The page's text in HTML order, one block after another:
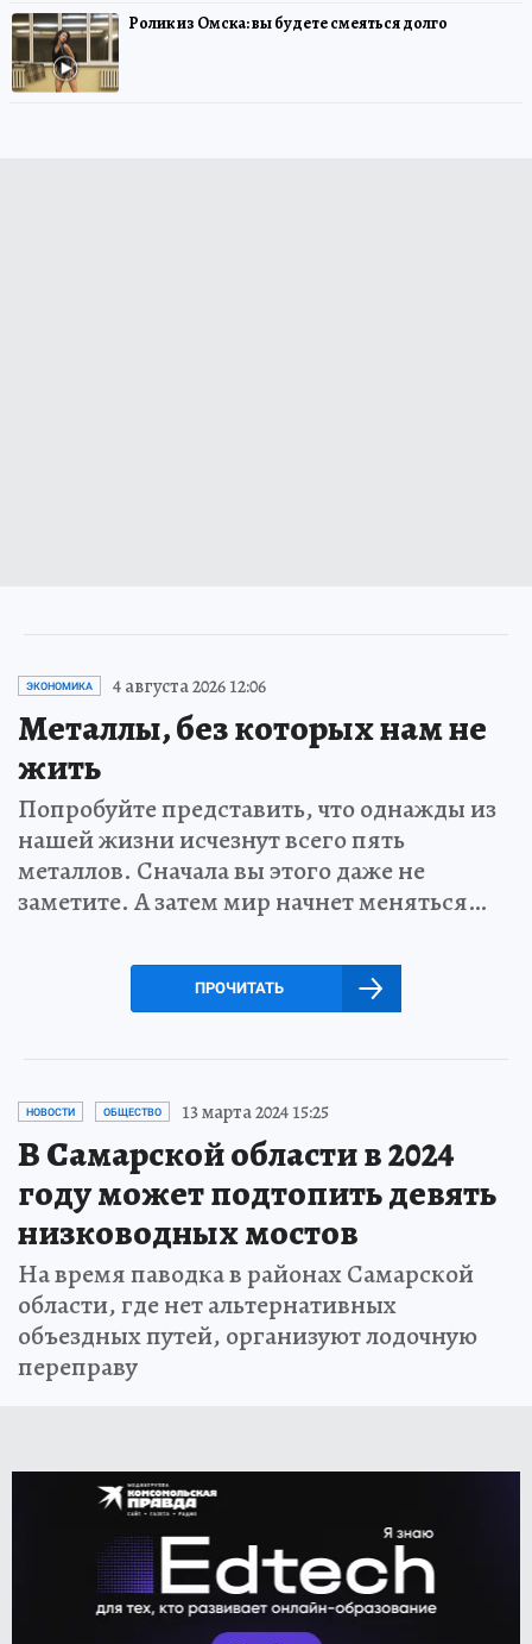
Ролик из Омска: вы будете смеяться долго
ЭКОНОМИКА 4 августа 2026 12:06
Металлы, без которых нам не
жить
Попробуйте представить, что однажды из
нашей жизни исчезнут всего пять
металлов. Сначала вы этого даже не
заметите. А затем мир начнет меняться…
ПРОЧИТАТЬ
НОВОСТИ ОБЩЕСТВО 13 марта 2024 15:25
В Самарской области в 2024
году может подтопить девять
низководных мостов
На время паводка в районах Самарской
области, где нет альтернативных
объездных путей, организуют лодочную
переправу